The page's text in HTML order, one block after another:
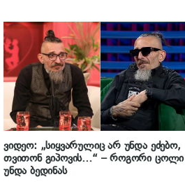
ვიდეო: „სიყვარულიც არ უნდა ეძებო,
თვითონ გიპოვის…“ – როგორი ცოლი
უნდა ბედინას